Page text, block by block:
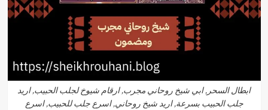
ابطال السحر, ابي شيخ روحاني مجرب, ارقام شيوخ لجلب الحبيب, اريد
جلب الحبيب بسرعة, اريد شيخ روحاني, اسرع جلب للحبيب, اسرع